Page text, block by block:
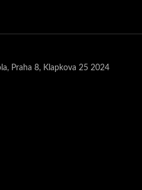
Praha 8, Klapkova 25 2024